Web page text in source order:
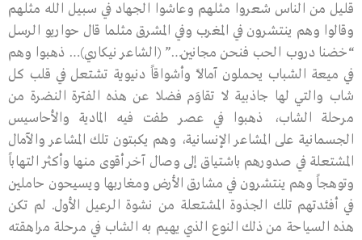
قليل من الناس شعروا مثلهم وعاشوا الجهاد في سبيل الله مثلهم
وقالوا وهم ينتشرون في المغرب وفي المشرق مثلما قال حواريو الرسل
“خضنا دروب الحب فنحن مجانين…” (الشاعر نيكاري)… ذهبوا وهم
في ميعة الشباب يحملون آمالاً وأشواقاً دنيوية تشتعل في قلب كل
شاب والتي لها جاذبية لا تقاوَم فضلا عن هذه الفترة النضرة من
مرحلة الشاب، ذهبوا في عصر طفت فيه المادية والأحاسيس
الجسمانية على المشاعر الإنسانية، وهم يكبتون تلك المشاعر والآمال
المشتعلة في صدورهم باشتياق إلى وصال آخر أقوى منها وأكثر التهاباً
وتوهجاً وهم ينتشرون في مشارق الأرض ومغاربها ويسيحون حاملين
في أفئدتهم تلك الجذوة المشتعلة من نشوة الرعيل الأول. لم تكن
هذه السياحة من ذلك النوع الذي يهيم به الشاب في مرحلة مراهقته